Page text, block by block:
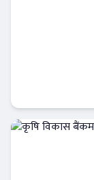
बैंक-वित्त